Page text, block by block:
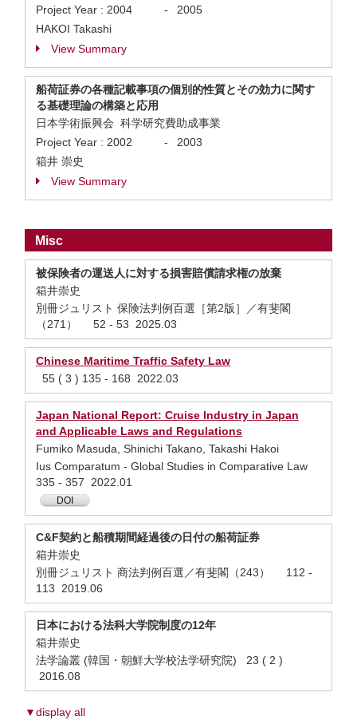
Project Year : 2004 -
2005
HAKOI Takashi
View Summary
船荷証券の各種記載事項の個別的性質とその効力に関す
る基礎理論の構築と応用
日本学術振興会 科学研究費助成事業
Project Year : 2002 -
2003
箱井 崇史
View Summary
Misc
被保険者の運送人に対する損害賠償請求権の放棄
箱井崇史
別冊ジュリスト 保険法判例百選［第2版］／有斐閣
（271） 52 - 53 2025.03
Chinese Maritime Traffic Safety Law
55 ( 3 ) 135 - 168 2022.03
Japan National Report: Cruise Industry in Japan
and Applicable Laws and Regulations
Fumiko Masuda, Shinichi Takano, Takashi Hakoi
Ius Comparatum - Global Studies in Comparative Law
335 - 357 2022.01
DOI
C&F契約と船積期間経過後の日付の船荷証券
箱井崇史
別冊ジュリスト 商法判例百選／有斐閣（243） 112 -
113 2019.06
日本における法科大学院制度の12年
箱井崇史
法学論叢 (韓国・朝鮮大学校法学研究院) 23 ( 2 )
2016.08
▼display all